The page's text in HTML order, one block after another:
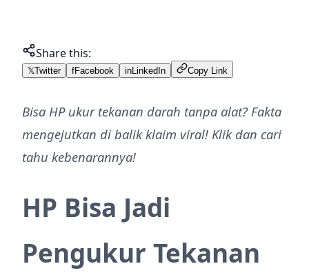
Share this:
𝕏Twitter fFacebook in LinkedIn Copy Link
Bisa HP ukur tekanan darah tanpa alat? Fakta
mengejutkan di balik klaim viral! Klik dan cari
tahu kebenarannya!
HP Bisa Jadi
Pengukur Tekanan